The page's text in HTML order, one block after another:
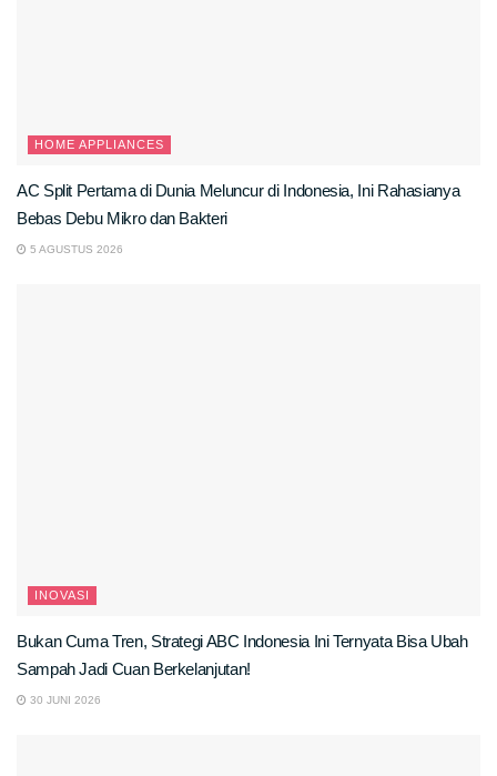
HOME APPLIANCES
AC Split Pertama di Dunia Meluncur di Indonesia, Ini Rahasianya
Bebas Debu Mikro dan Bakteri
5 AGUSTUS 2026
INOVASI
Bukan Cuma Tren, Strategi ABC Indonesia Ini Ternyata Bisa Ubah
Sampah Jadi Cuan Berkelanjutan!
30 JUNI 2026